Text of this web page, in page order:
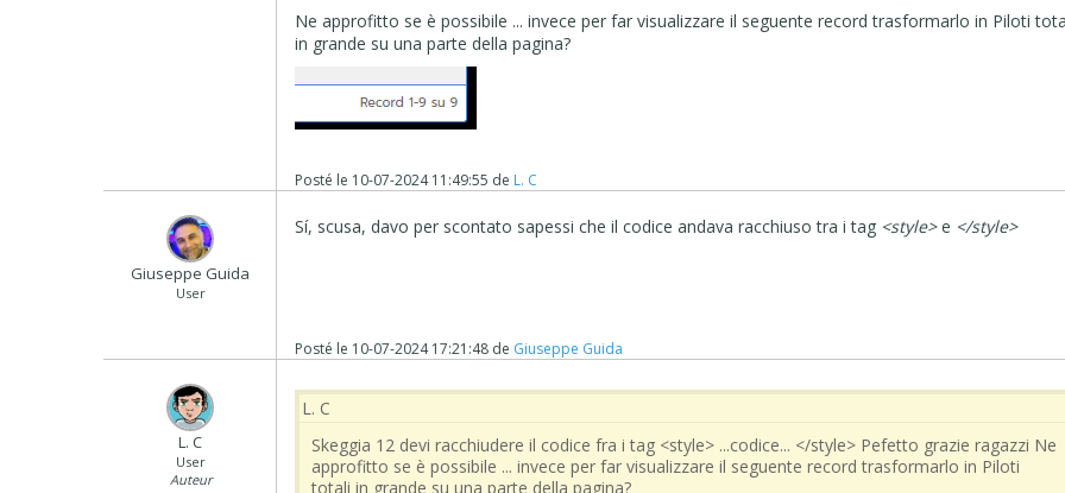
Ne approfitto se è possibile ... invece per far visualizzare il seguente record trasformarlo in Piloti
in grande su una parte della pagina?
Posté le 10-07-2024 11:49:55 de L. C
Giuseppe Guida
User
Sí, scusa, davo per scontato sapessi che il codice andava racchiuso tra i tag <style>e </style>
Posté le 10-07-2024 17:21:48 de Giuseppe Guida
L. C
User
Auteur
L. C
Skeggia 12 devi racchiudere il codice fra i tag <style> ...codice... </style> Pefetto grazie ragazzi Ne
approfitto se è possibile ... invece per far visualizzare il seguente record trasformarlo in Piloti
totali in grande su una parte della pagina?